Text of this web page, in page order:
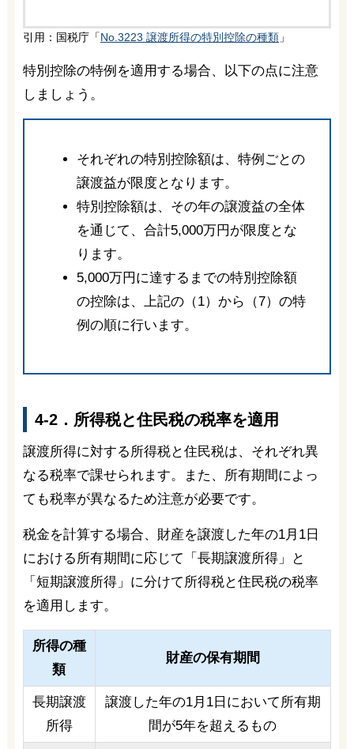
引用：国税庁「 No.3223 譲渡所得の特別控除の種類」
特別控除の特例を適用する場合、以下の点に注意
しましょう。
それぞれの特別控除額は、特例ごとの
譲渡益が限度となります。
特別控除額は、その年の譲渡益の全体
を通じて、合計5,000万円が限度とな
ります。
5,000万円に達するまでの特別控除額
の控除は、上記の（1）から（7）の特
例の順に行います。
4-2．所得税と住民税の税率を適用
譲渡所得に対する所得税と住民税は、それぞれ異
なる税率で課せられます。また、所有期間によっ
ても税率が異なるため注意が必要です。
税金を計算する場合、財産を譲渡した年の1月1日
における所有期間に応じて「長期譲渡所得」と
「短期譲渡所得」に分けて所得税と住民税の税率
を適用します。
所得の種
類
財産の保有期間
長期譲渡
所得
譲渡した年の1月1日において所有期
間が5年を超えるもの